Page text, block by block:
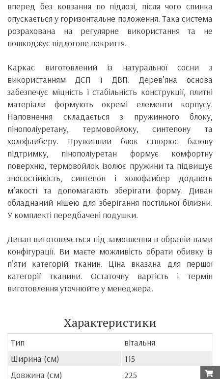
вперед без ковзання по підлозі, після чого спинка
опускається у горизонтальне положення. Така система
розрахована на регулярне використання та не
пошкоджує підлогове покриття.
Каркас виготовлений із натуральної сосни з
використанням ДСП і ДВП. Дерев’яна основа
забезпечує міцність і стабільність конструкції, плитні
матеріали формують окремі елементи корпусу.
Наповнення складається з пружинного блоку,
пінополіуретану, термовойлоку, синтепону та
холофайберу. Пружинний блок створює базову
підтримку, пінополіуретан формує комфортну
поверхню, термовойлок ізолює пружини та підвищує
зносостійкість, синтепон і холофайбер додають
м’якості та допомагають зберігати форму. Диван
обладнаний нішею для зберігання постільної білизни.
У комплекті передбачені подушки.
Диван виготовляється під замовлення в обраній вами
конфігурації. Ви маєте можливість обрати обивку із
п’яти категорій тканин. Ціна вказана для першої
категорії тканини. Остаточну вартість і термін
виготовлення уточнюйте у менеджера.
Характеристики
Тип
вітальня
Ширина (см)
115
Довжина (см)
225